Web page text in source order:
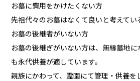
お墓に費用をかけたくない方
先祖代々のお墓はなくて良いと考えてい
お墓の後継者がいない方
お墓の後継ぎがいない方は、無縁墓地
も永代供養が適しています。
親族にかわって、霊園にて管理・供養を